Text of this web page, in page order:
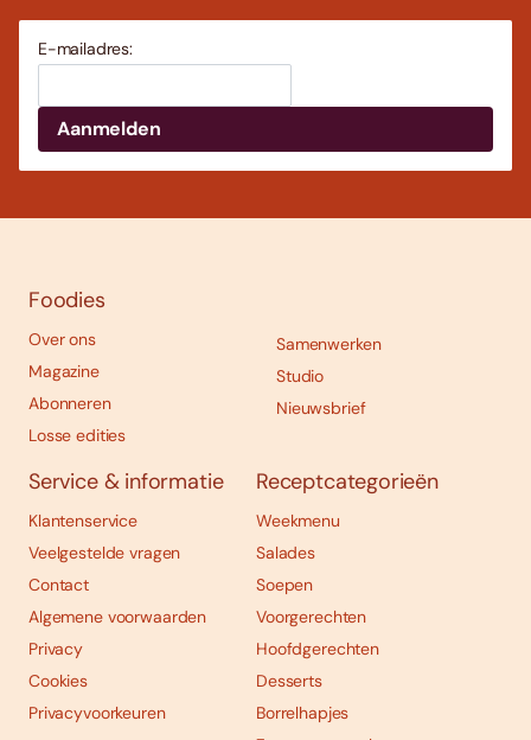
E-mailadres:
Foodies
Over ons
Magazine
Abonneren
Losse edities
Samenwerken
Studio
Nieuwsbrief
Service & informatie
Klantenservice
Veelgestelde vragen
Contact
Algemene voorwaarden
Privacy
Cookies
Privacyvoorkeuren
Receptcategorieën
Weekmenu
Salades
Soepen
Voorgerechten
Hoofdgerechten
Desserts
Borrelhapjes